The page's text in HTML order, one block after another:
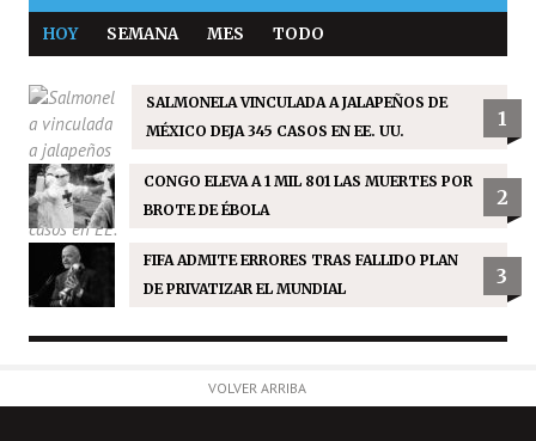
HOY SEMANA MES TODO
SALMONELA VINCULADA A JALAPEÑOS DE
MÉXICO DEJA 345 CASOS EN EE. UU.
1
CONGO ELEVA A 1 MIL 801 LAS MUERTES POR
BROTE DE ÉBOLA
2
FIFA ADMITE ERRORES TRAS FALLIDO PLAN
DE PRIVATIZAR EL MUNDIAL
3
VOLVER ARRIBA